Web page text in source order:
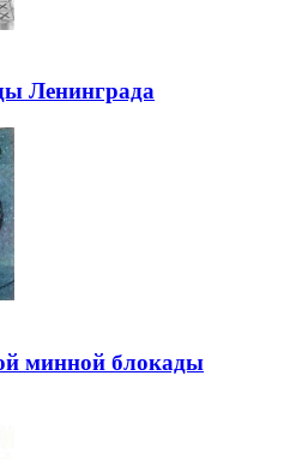
Ленинграда
минной блокады